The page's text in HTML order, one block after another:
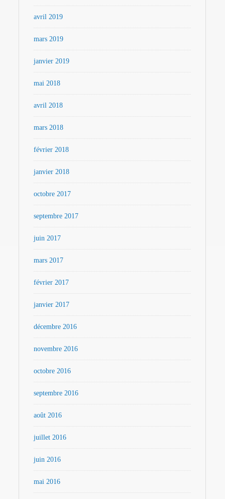
avril 2019
mars 2019
janvier 2019
mai 2018
avril 2018
mars 2018
février 2018
janvier 2018
octobre 2017
septembre 2017
juin 2017
mars 2017
février 2017
janvier 2017
décembre 2016
novembre 2016
octobre 2016
septembre 2016
août 2016
juillet 2016
juin 2016
mai 2016